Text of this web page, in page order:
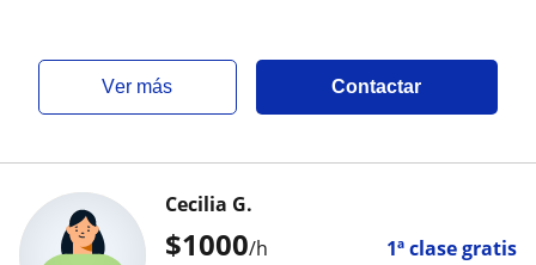
ver más Contactar
$1000/h 1ª clase gratis
Cecilia G.